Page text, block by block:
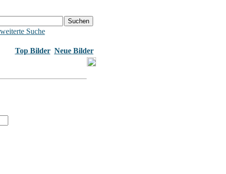
Suche
Top Bilder Neue Bilder